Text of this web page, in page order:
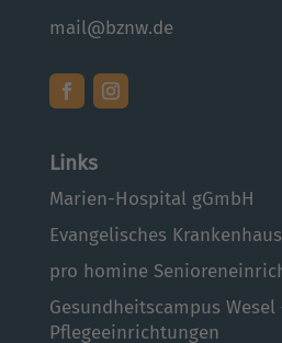
mail@bznw.de
Links
Marien-Hospital gGmbH
Evangelisches
pro homine
Gesundheitscampus
Pflegeeinrichtungen